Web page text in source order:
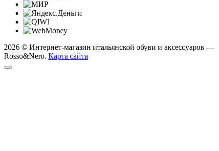
2026 © Интернет-магазин итальянской обуви и аксессуаров —
Rosso&Nero. Карта сайта